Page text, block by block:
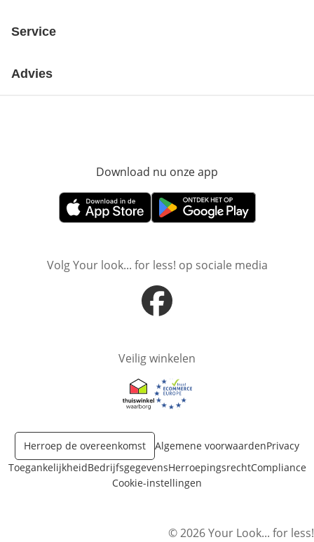
Service
Advies
Download nu onze app
Opent in nieuw vensterOpent in nieuw venster
Volg Your look... for less! op sociale media
Opent in nieuw venster
Veilig winkelen
Opent in nieuw venster
Opent in nieuw venster
Herroep de overeenkomst Algemene voorwaardenPrivacy
ToegankelijkheidBedrijfsgegevensHerroepingsrechtCompliance
Cookie-instellingen
© 2026 Your Look... for less!